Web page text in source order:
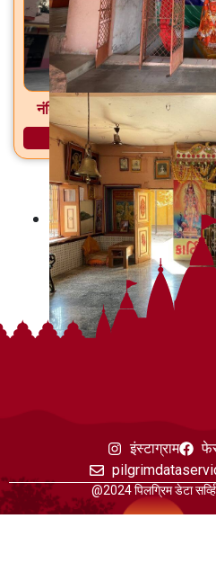
नंदिकेश्वर महादेव मंदिर जितनगर,
अधिक
इंस्टाग्राम
@2024 पिलग्रिम डेटा